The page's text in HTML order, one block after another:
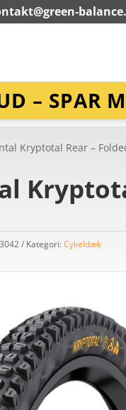
– SPAR
Kryptotal Rear –
Kategori:Cykeldæk